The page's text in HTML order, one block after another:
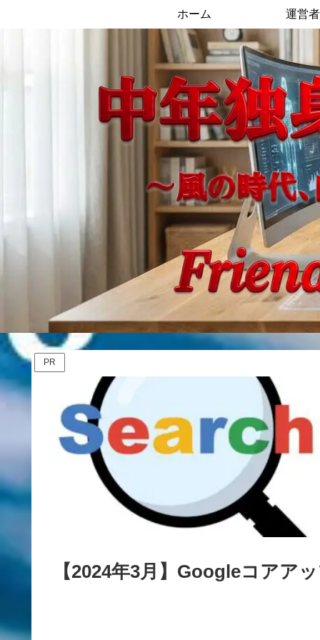
ホーム 運営
PR
【2024年3月】Googleコアア